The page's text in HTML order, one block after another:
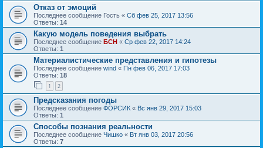
Отказ от эмоций
Последнее сообщение Гость « Сб фев 25, 2017 13:56
Ответы: 14
Какую модель поведения выбрать
Последнее сообщение БСН « Ср фев 22, 2017 14:24
Ответы: 1
Материалистические представления и гипотезы
Последнее сообщение wind « Пн фев 06, 2017 17:03
Ответы: 18
1 2
Предсказания погоды
Последнее сообщение ФОРСИК « Вс янв 29, 2017 15:03
Ответы: 1
Способы познания реальности
Последнее сообщение Чишко « Вт янв 03, 2017 20:56
Ответы: 7